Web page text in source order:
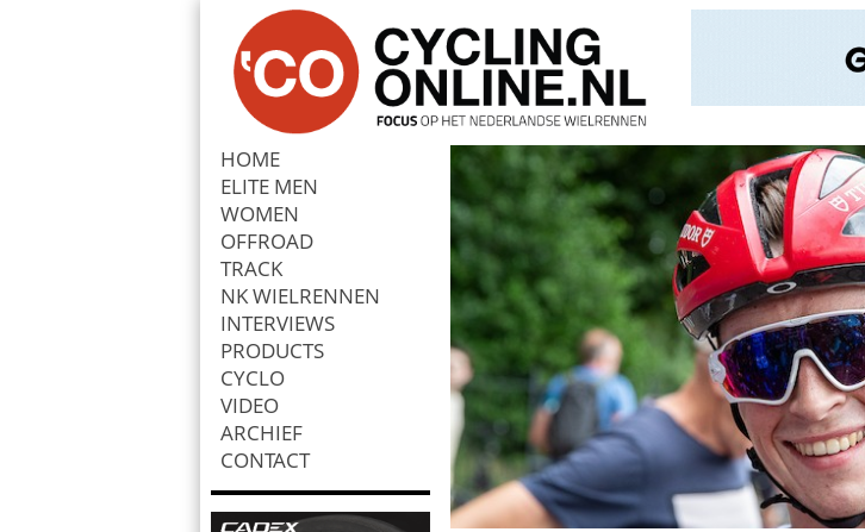
HOME
ELITE MEN
WOMEN
OFFROAD
TRACK
NK WIELRENNEN
INTERVIEWS
PRODUCTS
CYCLO
VIDEO
ARCHIEF
CONTACT
Zoek